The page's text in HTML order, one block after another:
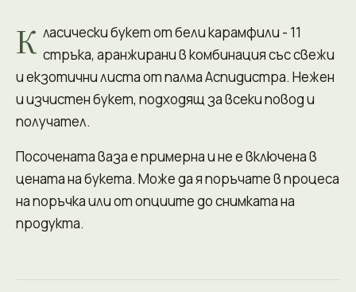
К ласически букет от бели карамфили - 11
стръка, аранжирани в комбинация със свежи
и екзотични листа от палма Аспидистра. Нежен
и изчистен букет, подходящ за всеки повод и
получател.
Посочената ваза е примерна и не е включена в
цената на букета. Може да я поръчате в процеса
на поръчка или от опциите до снимката на
продукта.